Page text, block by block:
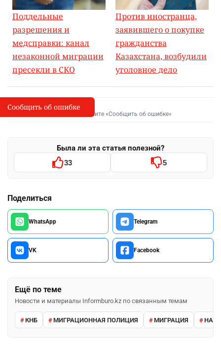
Поддельные
разрешения и
медсправки: канал
незаконной миграции
пресекли в СКО
Против иностранца,
заявившего о покупке
гражданства
Казахстана, возбудили
уголовное дело
I
Сообщить об опечатке
Выделите фрагмент и нажмите «Сообщить об ошибке»
Была ли эта статья полезной?
33 5
Поделиться
WhatsApp Telegram
VK Facebook
Ещё по теме
Новости и материалы Informburo.kz по связанным темам
КНБ МИГРАЦИОННАЯ ПОЛИЦИЯ МИГРАЦИЯ
Сообщить об ошибке